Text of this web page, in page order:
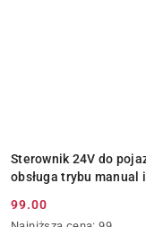
Sterownik 24V do
obsługa trybu manual
Cena
99.00